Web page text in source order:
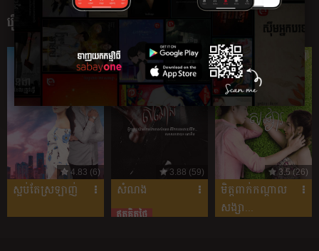
រឿងថ្មី
ស្អប់តែស្រឡាញ់
4.83 (6)
សំណង
3.88 (59)
ឥតគិតថ្លៃ
មិត្តពាក់កណ្តាល
សង្សា...
3.5 (26)